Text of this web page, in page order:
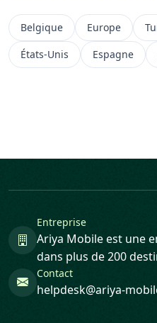
Belgique Europe
États-Unis
Espagne
Entreprise
Ariya Mobile est une
dans plus de 200
Contact
helpdesk@ariya-